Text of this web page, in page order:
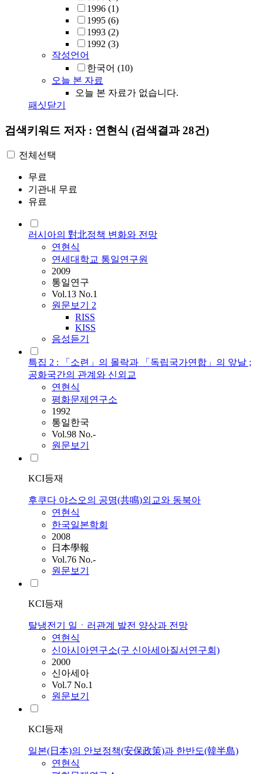
1996 (1)
1995 (6)
1993 (2)
1992 (3)
작성언어
한국어 (10)
오늘 본 자료
오늘 본 자료가 없습니다.
패싯닫기
검색키워드 저자 : 연현식 (검색결과 28건)
전체선택
무료
기관내 무료
유료
러시아의 對北정책 변화와 전망
연현식
연세대학교 통일연구원
2009
통일연구
Vol.13 No.1
원문보기 2
RISS
KISS
음성듣기
특집 2 : 「소련」의 몰락과 「독립국가연합」의 앞날 ;
공화국간의 관계와 신외교
연현식
평화문제연구소
1992
통일한국
Vol.98 No.-
원문보기
KCI등재
후쿠다 야스오의 공명(共鳴)외교와 동북아
연현식
한국일본학회
2008
日本學報
Vol.76 No.-
원문보기
KCI등재
탈냉전기 일ㆍ러관계 발전 양상과 전망
연현식
신아시아연구소(구 신아세아질서연구회)
2000
신아세아
Vol.7 No.1
원문보기
KCI등재
일본(日本)의 안보정책(安保政策)과 한반도(韓半島)
연현식